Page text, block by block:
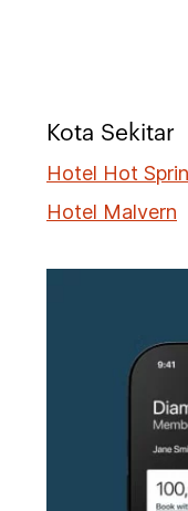
Kota Sekitar
Hotel Hot
Hotel Malvern